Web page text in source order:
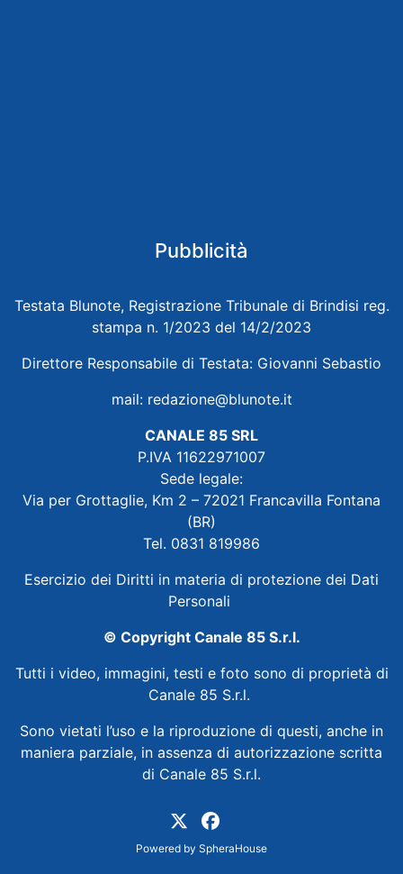
Pubblicità
Testata Blunote, Registrazione Tribunale di Brindisi reg.
stampa n. 1/2023 del 14/2/2023
Direttore Responsabile di Testata: Giovanni Sebastio
mail: redazione@blunote.it
CANALE 85 SRL
P.IVA 11622971007
Sede legale:
Via per Grottaglie, Km 2 – 72021 Francavilla Fontana
(BR)
Tel. 0831 819986
Esercizio dei Diritti in materia di protezione dei Dati
Personali
© Copyright Canale 85 S.r.l.
Tutti i video, immagini, testi e foto sono di proprietà di
Canale 85 S.r.l.
Sono vietati l’uso e la riproduzione di questi, anche in
maniera parziale, in assenza di autorizzazione scritta
di Canale 85 S.r.l.
Powered by SpheraHouse